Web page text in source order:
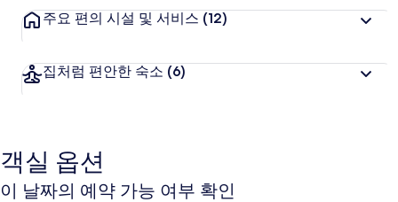
주요 편의 시설 및 서비스 (12)
집처럼 편안한 숙소 (6)
객실 옵션
이 날짜의 예약 가능 여부 확인